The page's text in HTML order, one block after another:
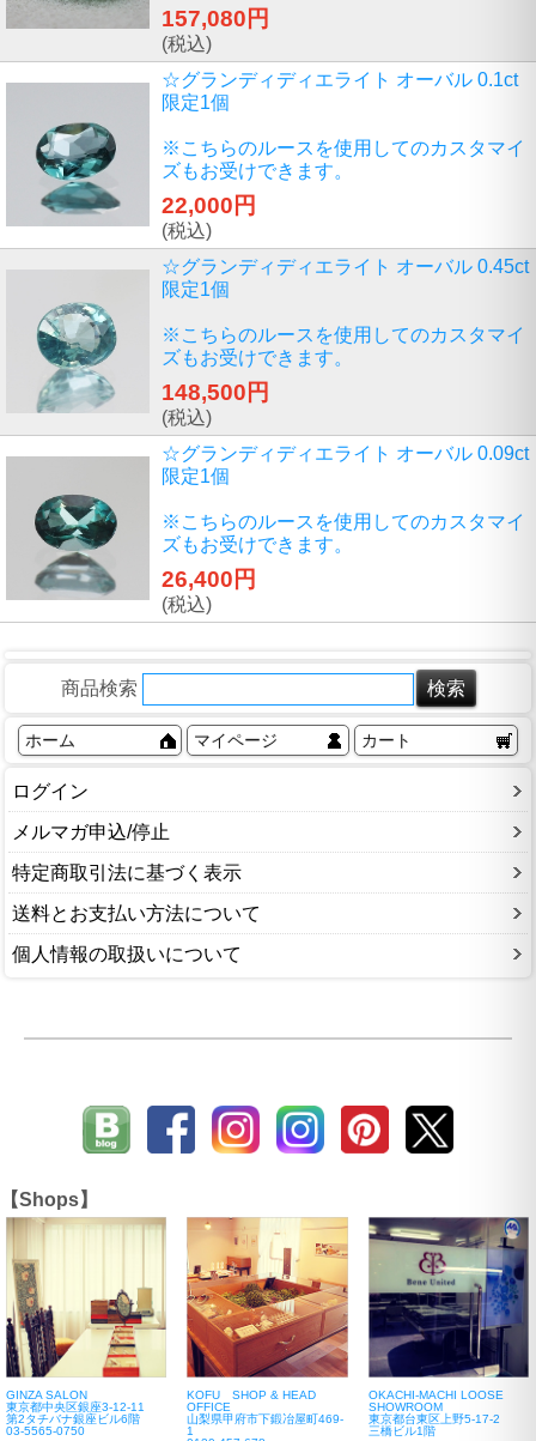
157,080円
(税込)
☆グランディディエライト オーバル 0.1ct
限定1個
※こちらのルースを使用してのカスタマイ
ズもお受けできます。
22,000円
(税込)
☆グランディディエライト オーバル 0.45ct
限定1個
※こちらのルースを使用してのカスタマイ
ズもお受けできます。
148,500円
(税込)
☆グランディディエライト オーバル 0.09ct
限定1個
※こちらのルースを使用してのカスタマイ
ズもお受けできます。
26,400円
(税込)
商品検索
ホーム マイページ カート
ログイン
メルマガ申込/停止
特定商取引法に基づく表示
送料とお支払い方法について
個人情報の取扱いについて
【Shops】
GINZA SALON
東京都中央区銀座3-12-11
第2タチバナ銀座ビル6階
03-5565-0750
KOFU SHOP & HEAD
OFFICE
山梨県甲府市下鍛冶屋町469-
1
OKACHI-MACHI LOOSE
SHOWROOM
東京都台東区上野5-17-2
三橋ビル1階